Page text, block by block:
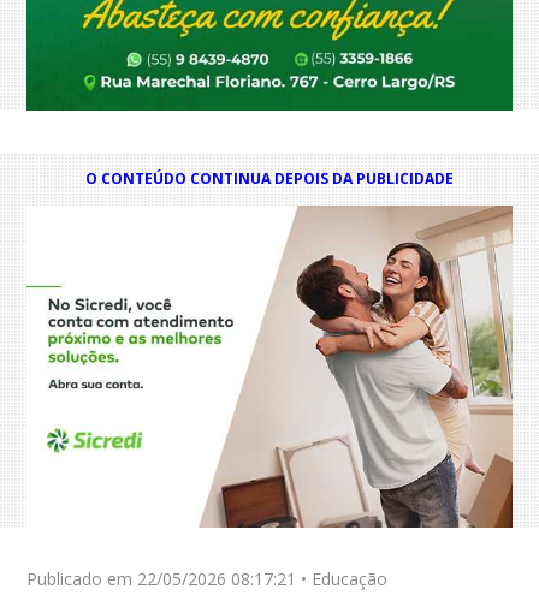
O CONTEÚDO CONTINUA DEPOIS DA PUBLICIDADE
Publicado em 22/05/2026 08:17:21 • Educação